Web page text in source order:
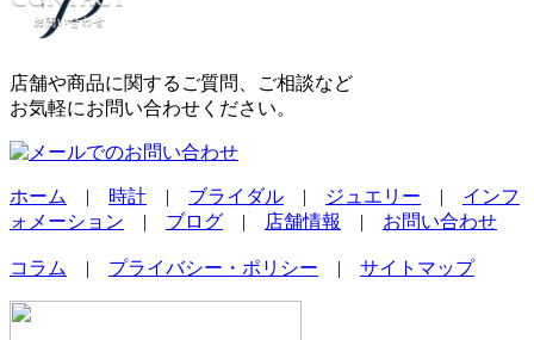
店舗や商品に関するご質問、ご相談など
お気軽にお問い合わせください。
ホーム | 時計 | ブライダル | ジュエリー | インフ
ォメーション | ブログ | 店舗情報 | お問い合わせ
コラム | プライバシー・ポリシー | サイトマップ